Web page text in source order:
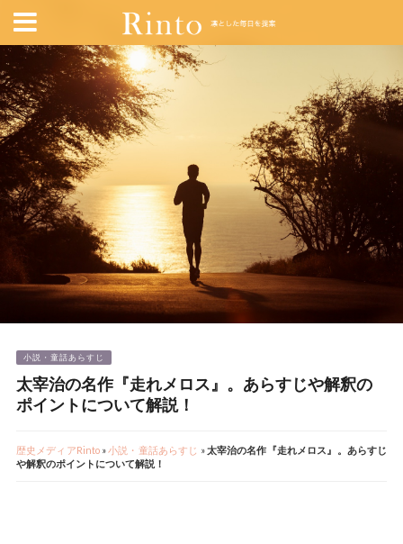
小説・童話あらすじ
太宰治の名作『走れメロス』。あらすじや解釈の
ポイントについて解説！
歴史メディアRinto»小説・童話あらすじ »太宰治の名作『走れメロス』。あらすじ
や解釈のポイントについて解説！